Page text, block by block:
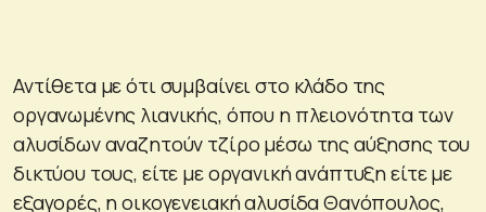
Αντίθετα με ότι συμβαίνει στο κλάδο της
οργανωμένης λιανικής, όπου η πλειονότητα των
αλυσίδων αναζητούν τζίρο μέσω της αύξησης του
δικτύου τους, είτε με οργανική ανάπτυξη είτε με
εξαγορές, η οικογενειακή αλυσίδα Θανόπουλος,